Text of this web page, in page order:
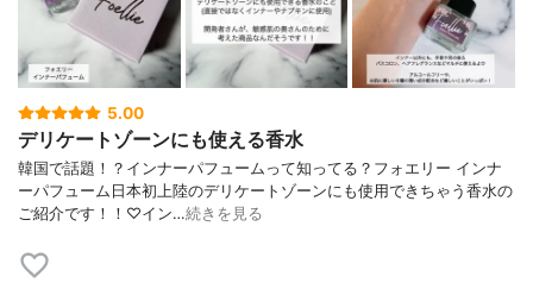
5.00
デリケートゾーンにも使える香水
韓国で話題！？インナーパフュームって知ってる？⁡フォエリー インナ
ーパフューム⁡⁡日本初上陸のデリケートゾーンにも使用できちゃう香水の
ご紹介です！！⁡⁡⁡♡イン…続きを見る